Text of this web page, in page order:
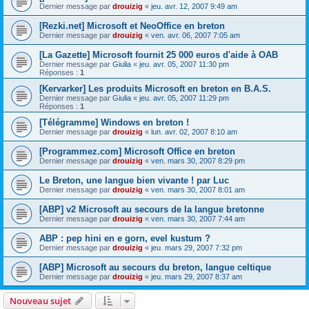
Dernier message par drouizig « jeu. avr. 12, 2007 9:49 am
[Rezki.net] Microsoft et NeoOffice en breton
Dernier message par drouizig « ven. avr. 06, 2007 7:05 am
[La Gazette] Microsoft fournit 25 000 euros d'aide à OAB
Dernier message par Giulia « jeu. avr. 05, 2007 11:30 pm
Réponses : 1
[Kervarker] Les produits Microsoft en breton en B.A.S.
Dernier message par Giulia « jeu. avr. 05, 2007 11:29 pm
Réponses : 1
[Télégramme] Windows en breton !
Dernier message par drouizig « lun. avr. 02, 2007 8:10 am
[Programmez.com] Microsoft Office en breton
Dernier message par drouizig « ven. mars 30, 2007 8:29 pm
Le Breton, une langue bien vivante ! par Luc
Dernier message par drouizig « ven. mars 30, 2007 8:01 am
[ABP] v2 Microsoft au secours de la langue bretonne
Dernier message par drouizig « ven. mars 30, 2007 7:44 am
ABP : pep hini en e gorn, evel kustum ?
Dernier message par drouizig « jeu. mars 29, 2007 7:32 pm
[ABP] Microsoft au secours du breton, langue celtique
Dernier message par drouizig « jeu. mars 29, 2007 8:37 am
Nouveau sujet